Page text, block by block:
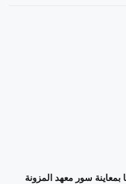
بمعاينة سور معهد المزونة